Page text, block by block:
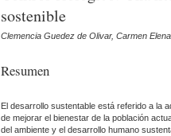
sostenible
Clemencia Guedez de Olivar, Carmen
Resumen
El desarrollo sustentable está referido a la
de mejorar el bienestar de la población
del ambiente y el desarrollo humano